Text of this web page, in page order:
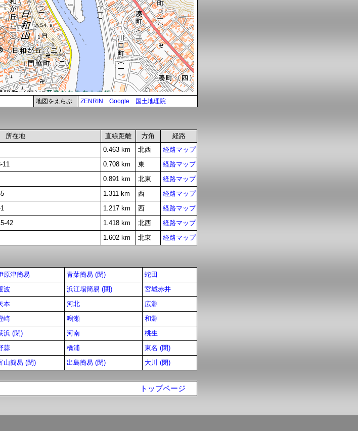
地図をえらぶ ZENRIN Google 国土地理院
所在地 直線距離 方角
経路
0.463 km 北西
経路マップ
11 0.708 km 東
経路マップ
0.891 km 北東
経路マップ
1.311 km 西
経路マップ
1.217 km 西
経路マップ
42 1.418 km 北西
経路マップ
1.602 km 北東 経路マップ
原津簡易 青葉簡易 (閉)
蛇田
波 浜江場簡易 (閉)
宮城赤井
本 河北
広淵
崎 鳴瀬
和淵
浜 (閉) 河南
桃生
蒜 橋浦
東名 (閉)
山簡易 (閉) 出島簡易 (閉) 大川 (閉)
トップページ